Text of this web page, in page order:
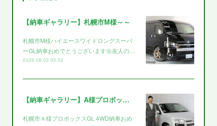
【納車ギャラリー】札幌市M様～～
札幌市M様ハイエースワイドロングスーパ
ーGL納車おめでとうございます㊗️友人の…
2026.08.02 05:52
【納車ギャラリー】A様プロボックス～～
札幌市Ａ様プロボックスGL 4WD納車おめ